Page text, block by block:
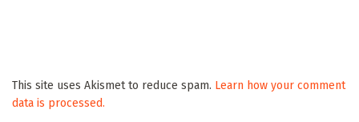
This site uses Akismet to reduce spam. Learn how your comment
data is processed.